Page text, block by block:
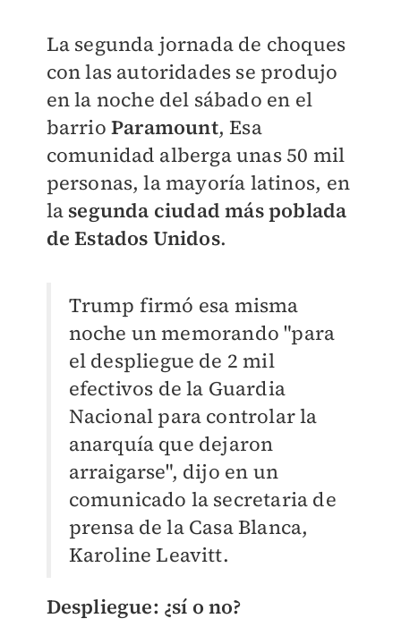
La segunda jornada de choques
con las autoridades se produjo
en la noche del sábado en el
barrio Paramount, Esa
comunidad alberga unas 50 mil
personas, la mayoría latinos, en
lasegunda ciudad más poblada
de Estados Unidos.
Trump firmó esa misma
noche un memorando "para
el despliegue de 2 mil
efectivos de la Guardia
Nacional para controlar la
anarquía que dejaron
arraigarse", dijo en un
comunicado la secretaria de
prensa de la Casa Blanca,
Karoline Leavitt.
Despliegue: ¿sí o no?